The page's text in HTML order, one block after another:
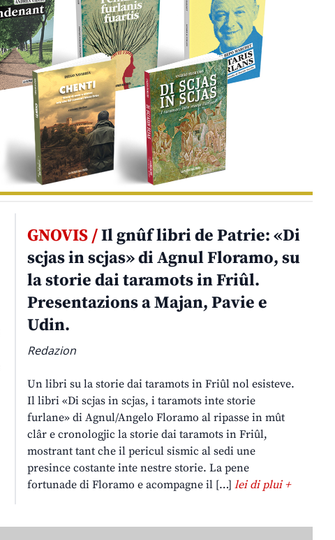
GNOVIS /Il gnûf libri de Patrie: «Di
scjas in scjas» di Agnul Floramo, su
la storie dai taramots in Friûl.
Presentazions a Majan, Pavie e
Udin.
Redazion
Un libri su la storie dai taramots in Friûl nol esisteve.
Il libri «Di scjas in scjas, i taramots inte storie
furlane» di Agnul/Angelo Floramo al ripasse in mût
clâr e cronologjic la storie dai taramots in Friûl,
mostrant tant che il pericul sismic al sedi une
presince costante inte nestre storie. La pene
fortunade di Floramo e acompagne il […]lei di plui +